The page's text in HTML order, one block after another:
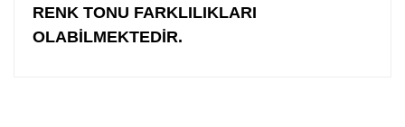
RENK TONU FARKLILIKLARI
OLABİLMEKTEDİR.